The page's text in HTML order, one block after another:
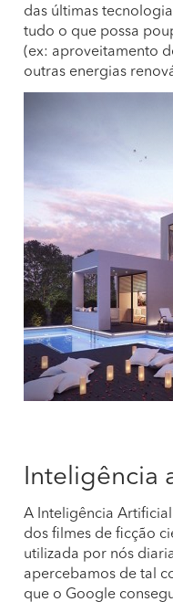
das últimas
tudo o que possa
(ex: aproveitamento
outras energias
Inteligência
A Inteligência
dos filmes de ficção
utilizada por nós
apercebamos de tal
que o Google